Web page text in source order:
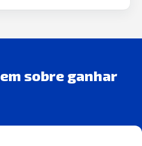
sobre ganhar